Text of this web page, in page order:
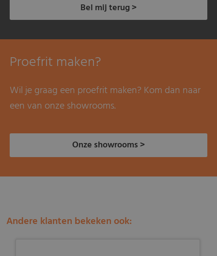
Bel mij terug >
Proefrit maken?
Wil je graag een proefrit maken? Kom dan naar
een van onze showrooms.
Onze showrooms >
Andere klanten bekeken ook: